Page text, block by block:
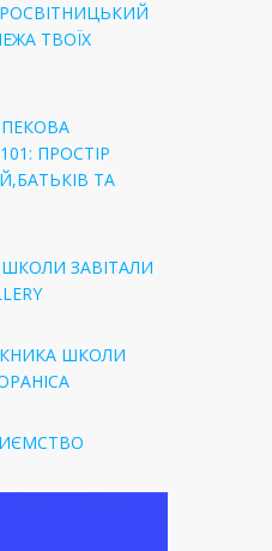
ТВОЇХ
ПРОСТІР
ТА
ЗАВІТАЛИ
ШКОЛИ